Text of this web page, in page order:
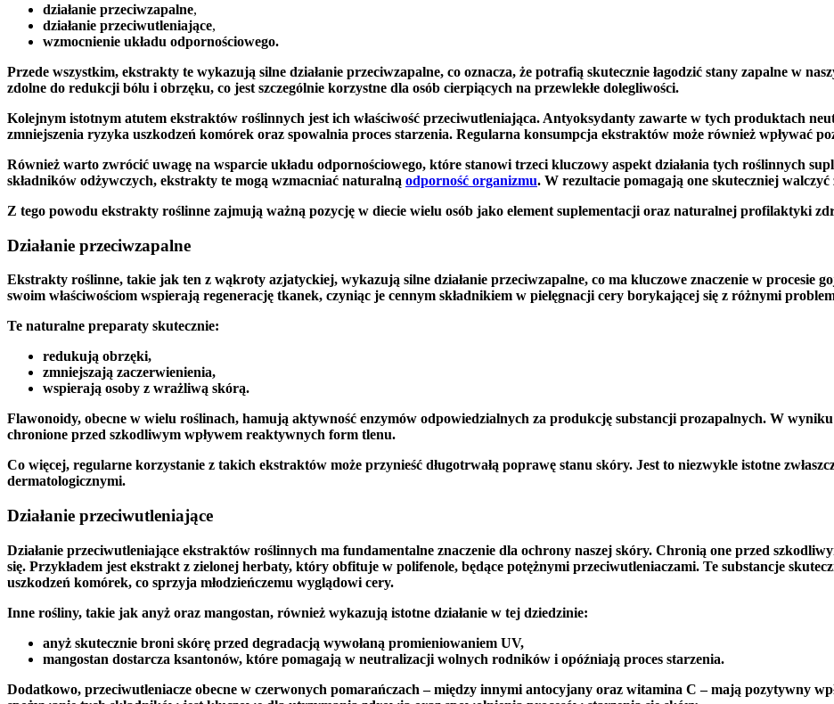
działanie przeciwzapalne,
działanie przeciwutleniające,
wzmocnienie układu odpornościowego.
Przede wszystkim, ekstrakty te wykazują silne działanie przeciwzapalne, co oznacza, że potrafią skutecznie łagodzić stany zapalne w
zdolne do redukcji bólu i obrzęku, co jest szczególnie korzystne dla osób cierpiących na przewlekłe dolegliwości.
Kolejnym istotnym atutem ekstraktów roślinnych jest ich właściwość przeciwutleniająca. Antyoksydanty zawarte w tych produktach
zmniejszenia ryzyka uszkodzeń komórek oraz spowalnia proces starzenia. Regularna konsumpcja ekstraktów może również wpływać
Również warto zwrócić uwagę na wsparcie układu odpornościowego, które stanowi trzeci kluczowy aspekt działania tych roślinnych
składników odżywczych, ekstrakty te mogą wzmacniać naturalną odporność organizmu. W rezultacie pomagają one skuteczniej
Z tego powodu ekstrakty roślinne zajmują ważną pozycję w diecie wielu osób jako element suplementacji oraz naturalnej profilaktyki
Działanie przeciwzapalne
Ekstrakty roślinne, takie jak ten z wąkroty azjatyckiej, wykazują silne działanie przeciwzapalne, co ma kluczowe znaczenie w procesie
swoim właściwościom wspierają regenerację tkanek, czyniąc je cennym składnikiem w pielęgnacji cery borykającej się z różnymi
Te naturalne preparaty skutecznie:
redukują obrzęki,
zmniejszają zaczerwienienia,
wspierają osoby z wrażliwą skórą.
Flawonoidy, obecne w wielu roślinach, hamują aktywność enzymów odpowiedzialnych za produkcję substancji prozapalnych. W wyniku
chronione przed szkodliwym wpływem reaktywnych form tlenu.
Co więcej, regularne korzystanie z takich ekstraktów może przynieść długotrwałą poprawę stanu skóry. Jest to niezwykle istotne
dermatologicznymi.
Działanie przeciwutleniające
Działanie przeciwutleniające ekstraktów roślinnych ma fundamentalne znaczenie dla ochrony naszej skóry. Chronią one przed
się. Przykładem jest ekstrakt z zielonej herbaty, który obfituje w polifenole, będące potężnymi przeciwutleniaczami. Te substancje
uszkodzeń komórek, co sprzyja młodzieńczemu wyglądowi cery.
Inne rośliny, takie jak anyż oraz mangostan, również wykazują istotne działanie w tej dziedzinie:
anyż skutecznie broni skórę przed degradacją wywołaną promieniowaniem UV,
mangostan dostarcza ksantonów, które pomagają w neutralizacji wolnych rodników i opóźniają proces starzenia.
Dodatkowo, przeciwutleniacze obecne w czerwonych pomarańczach – między innymi antocyjany oraz witamina C – mają pozytywny